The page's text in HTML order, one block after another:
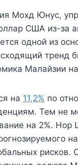
Мохд Юнус,
США из-за
одной из
Малайзии
на 11,2% по
Тем не
на 2%.
рисков.